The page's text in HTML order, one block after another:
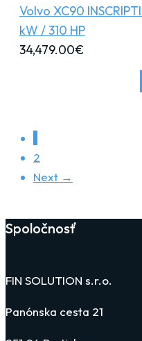
Volvo XC90
kW / 310 HP
34,479.00€
2
Next →
Spoločnosť
FIN SOLUTION s.r.o.
Panónska cesta 21